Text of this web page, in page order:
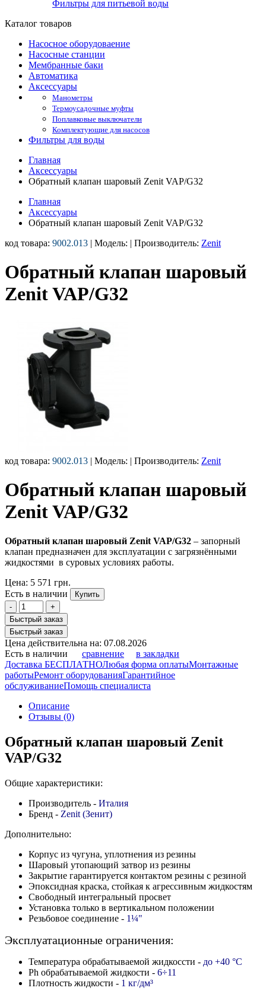
Фильтры для питьевой воды
Каталог товаров
Насосное оборудоваение
Насосные станции
Мембранные баки
Автоматика
Аксессуары
Манометры
Термоусадочные муфты
Поплавковые выключатели
Комплектующие для насосов
Фильтры для воды
Главная
Аксессуары
Обратный клапан шаровый Zenit VAP/G32
Главная
Аксессуары
Обратный клапан шаровый Zenit VAP/G32
код товара: 9002.013 | Модель: | Производитель: Zenit
Обратный клапан шаровый
Zenit VAP/G32
код товара: 9002.013 | Модель: | Производитель: Zenit
Обратный клапан шаровый
Zenit VAP/G32
Обратный клапан шаровый Zenit VAP/G32 – запорный
клапан предназначен для эксплуатации с загрязнёнными
жидкостями в суровых условиях работы.
Цена: 5 571 грн.
Есть в наличии
Купить
-
+
Быстрый заказ
Быстрый заказ
Цена действительна на: 07.08.2026
Есть в наличии
сравнение
в закладки
Доставка БЕСПЛАТНОЛюбая форма оплатыМонтажные
работыРемонт оборудованияГарантийное
обслуживаниеПомощь специалиста
Описание
Отзывы (0)
Обратный клапан шаровый Zenit
VAP/G32
Общие характеристики:
Производитель - Италия
Бренд - Zenit (Зенит)
Дополнительно:
Корпус из чугуна, уплотнения из резины
Шаровый утопающий затвор из резины
Закрытие гарантируется контактом резины с резиной
Эпоксидная краска, стойкая к агрессивным жидкостям
Свободный интегральный просвет
Установка только в вертикальном положении
Резьбовое соединение - 1¼"
Эксплуатационные ограничения:
Температура обрабатываемой жидкоссти - до +40 °C
Ph обрабатываемой жидкости - 6÷11
Плотность жидкости - 1 кг/дм³